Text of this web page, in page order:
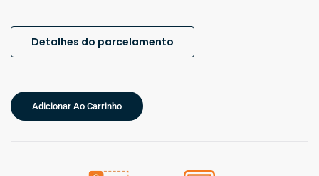
Detalhes do parcelamento
Adicionar Ao Carrinho